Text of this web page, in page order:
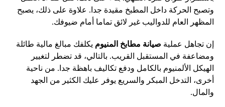
وتصبح الحركة داخل المطبخ مقيدة جدا. علاوة على ذلك، يصبح
المظهر العام للدواليب غير لائق تماما أمام ضيوفك.
إن تجاهل عملية صيانة مطابخ المنيوم يكلفك مبالغ مالية طائلة
ومضاعفة في المستقبل القريب. بالتالي، قد تضطر لتغيير
الهيكل الألمنيوم بالكامل ودفع تكاليف باهظة جدا. من ناحية
أخرى، التدخل المبكر والسريع يوفر عليك الكثير من الجهد
والمال.